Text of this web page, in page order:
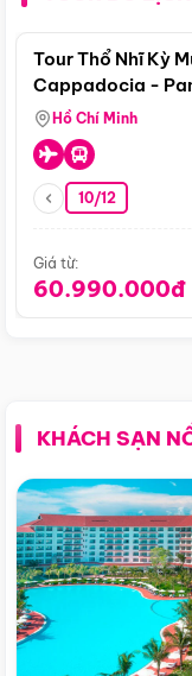
Tour Thổ Nhĩ Kỳ
Cappadocia -
Hồ Chí Minh
10/12
Giá từ:
60.990.000đ
KHÁCH SẠN